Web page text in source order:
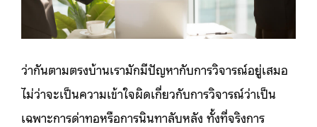
ว่ากันตามตรงบ้านเรามักมีปัญหากับการวิจารณ์อยู่เสมอ
ไม่ว่าจะเป็นความเข้าใจผิดเกี่ยวกับการวิจารณ์ว่าเป็น
เฉพาะการด่าทอหรือการนินทาลับหลัง ทั้งที่จริงการ